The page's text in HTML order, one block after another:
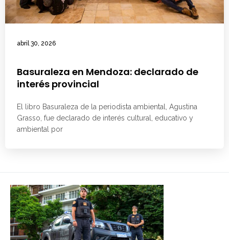
abril 30, 2026
Basuraleza en Mendoza: declarado de
interés provincial
El libro Basuraleza de la periodista ambiental, Agustina
Grasso, fue declarado de interés cultural, educativo y
ambiental por